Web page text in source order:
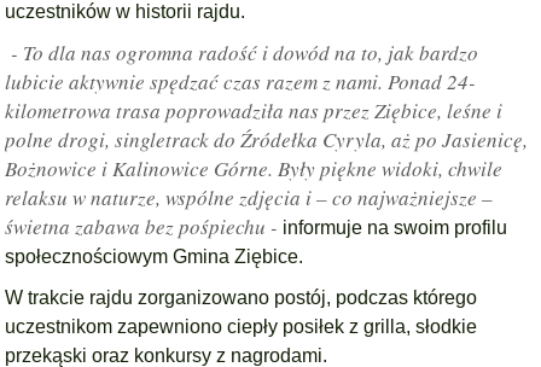
uczestników w historii rajdu.
- To dla nas ogromna radość i dowód na to, jak bardzo
lubicie aktywnie spędzać czas razem z nami. Ponad 24-
kilometrowa trasa poprowadziła nas przez Ziębice, leśne i
polne drogi, singletrack do Źródełka Cyryla, aż po Jasienicę,
Bożnowice i Kalinowice Górne. Były piękne widoki, chwile
relaksu w naturze, wspólne zdjęcia i – co najważniejsze –
świetna zabawa bez pośpiechu - informuje na swoim profilu
społecznościowym Gmina Ziębice.
W trakcie rajdu zorganizowano postój, podczas którego
uczestnikom zapewniono ciepły posiłek z grilla, słodkie
przekąski oraz konkursy z nagrodami.